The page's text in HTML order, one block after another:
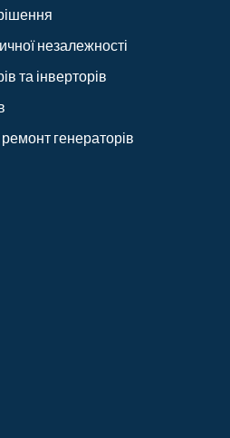
незалежності
та інверторів
генераторів